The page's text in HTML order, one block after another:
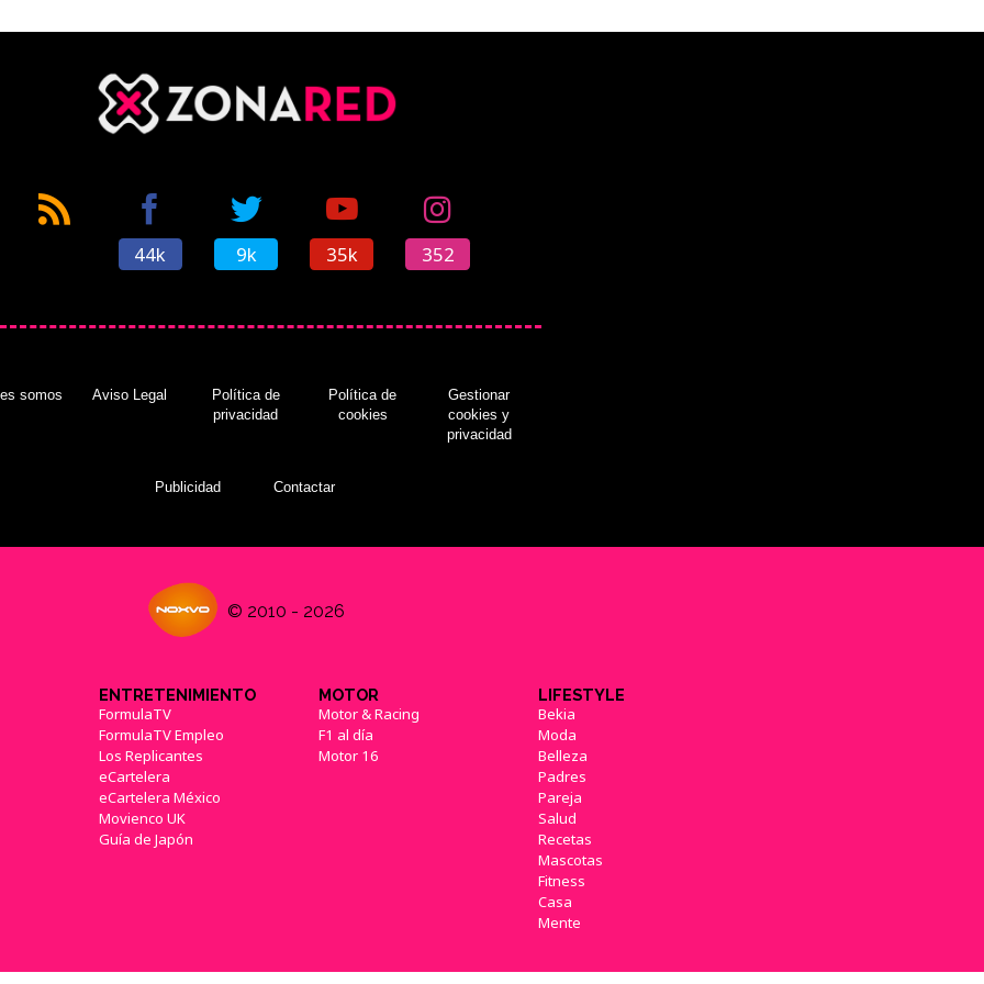
44k 9k 35k 352
somos Aviso Legal
Política de
privacidad
Política de
cookies
Gestionar
cookies y
privacidad
Publicidad Contactar
© 2010 - 2026
ENTRETENIMIENTO
FormulaTV
FormulaTV Empleo
Los Replicantes
eCartelera
eCartelera México
Movienco UK
Guía de Japón
MOTOR
Motor & Racing
F1 al día
Motor 16
LIFESTYLE
Bekia
Moda
Belleza
Padres
Pareja
Salud
Recetas
Mascotas
Fitness
Casa
Mente